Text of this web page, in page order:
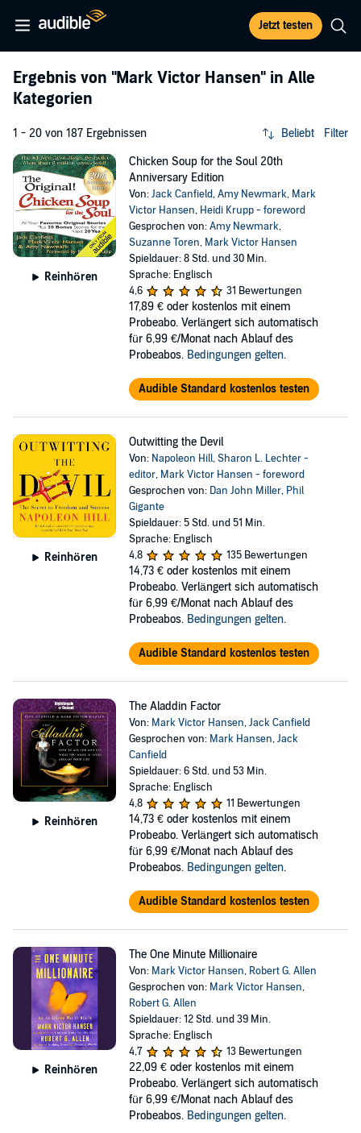
Jetzt testen
Ergebnis von "Mark Victor Hansen" in Alle
Kategorien
1 - 20 von 187 Ergebnissen Beliebt Filter
Reinhören
Chicken Soup for the Soul 20th
Anniversary Edition
Von:Jack Canfield,Amy Newmark, Mark
Victor Hansen, Heidi Krupp - foreword
Gesprochen von:Amy Newmark,
Suzanne Toren, Mark Victor Hansen
Spieldauer: 8 Std. und 30 Min.
Sprache: Englisch
4,6
31 Bewertungen
17,89 € oder kostenlos mit einem
Probeabo. Verlängert sich automatisch
für 6,99 €/Monat nach Ablauf des
Probeabos. Bedingungen gelten.
Audible Standard kostenlos testen
Reinhören
Outwitting the Devil
Von: Napoleon Hill,Sharon L. Lechter -
editor, Mark Victor Hansen - foreword
Gesprochen von: Dan John Miller, Phil
Gigante
Spieldauer: 5 Std. und 51 Min.
Sprache: Englisch
4,8
135 Bewertungen
14,73 € oder kostenlos mit einem
Probeabo. Verlängert sich automatisch
für 6,99 €/Monat nach Ablauf des
Probeabos. Bedingungen gelten.
Audible Standard kostenlos testen
Reinhören
The Aladdin Factor
Von: Mark Victor Hansen,Jack Canfield
Gesprochen von: Mark Hansen,Jack
Canfield
Spieldauer: 6 Std. und 53 Min.
Sprache: Englisch
4,8
11 Bewertungen
14,73 € oder kostenlos mit einem
Probeabo. Verlängert sich automatisch
für 6,99 €/Monat nach Ablauf des
Probeabos. Bedingungen gelten.
Audible Standard kostenlos testen
Reinhören
The One Minute Millionaire
Von: Mark Victor Hansen, Robert G. Allen
Gesprochen von: Mark Victor Hansen,
Robert G. Allen
Spieldauer: 12 Std. und 39 Min.
Sprache: Englisch
4,7
13 Bewertungen
22,09 € oder kostenlos mit einem
Probeabo. Verlängert sich automatisch
für 6,99 €/Monat nach Ablauf des
Probeabos. Bedingungen gelten.